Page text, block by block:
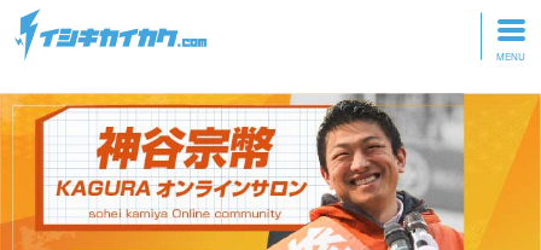
トップページ
動画を見る
記事を読む